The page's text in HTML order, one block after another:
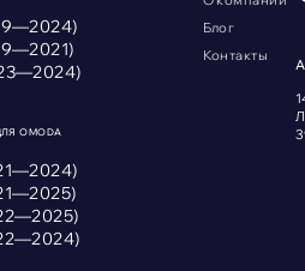
OMODA
Блог
Контакты